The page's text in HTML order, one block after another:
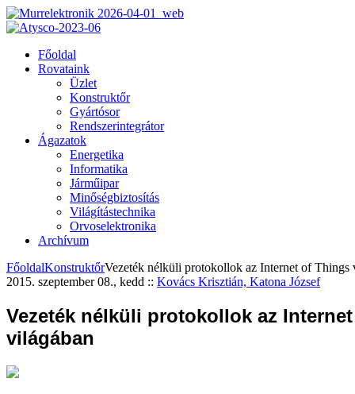
Főoldal
Rovataink
Üzlet
Konstruktőr
Gyártósor
Rendszerintegrátor
Ágazatok
Energetika
Informatika
Járműipar
Minőségbiztosítás
Világítástechnika
Orvoselektronika
Archívum
FőoldalKonstruktőrVezeték nélküli protokollok az Internet of Things
2015. szeptember 08., kedd :: Kovács Krisztián, Katona József
Vezeték nélküli protokollok az
világában